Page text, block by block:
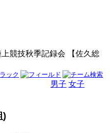
上競技秋季記録会 【佐久総
男子 女子
)